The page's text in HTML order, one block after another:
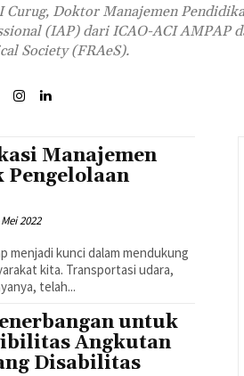
Doktor Manajemen
(IAP) dari ICAO-ACI AMPAP
Society (FRAeS).
Manajemen
Pengelolaan
2022
menjadi kunci dalam mendukung
kita. Transportasi udara,
telah...
untuk
Angkutan
Disabilitas